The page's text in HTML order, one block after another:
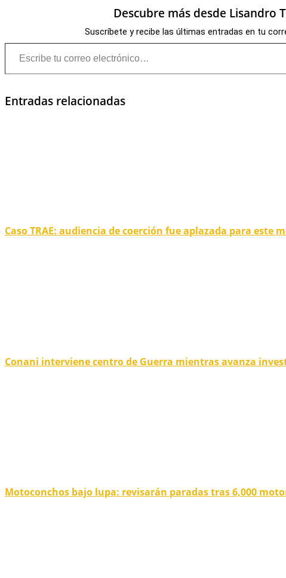
Descubre más desde Lisandro
Suscríbete y recibe las últimas entradas en tu
Escribe tu correo electrónico…
Entradas relacionadas
Caso TRAE: audiencia de coerción fue aplazada para este
Conani interviene centro de Guerra mientras avanza
Motoconchos bajo lupa: revisarán paradas tras 6,000